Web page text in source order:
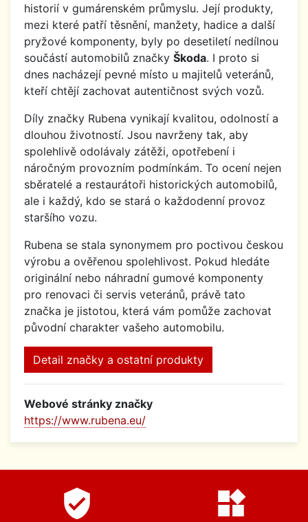
historií v gumárenském průmyslu. Její produkty,
mezi které patří těsnění, manžety, hadice a další
pryžové komponenty, byly po desetiletí nedílnou
součástí automobilů značky Škoda. I proto si
dnes nacházejí pevné místo u majitelů veteránů,
kteří chtějí zachovat autentičnost svých vozů.
Díly značky Rubena vynikají kvalitou, odolností a
dlouhou životností. Jsou navrženy tak, aby
spolehlivě odolávaly zátěži, opotřebení i
náročným provozním podmínkám. To ocení nejen
sběratelé a restaurátoři historických automobilů,
ale i každý, kdo se stará o každodenní provoz
staršího vozu.
Rubena se stala synonymem pro poctivou českou
výrobu a ověřenou spolehlivost. Pokud hledáte
originální nebo náhradní gumové komponenty
pro renovaci či servis veteránů, právě tato
značka je jistotou, která vám pomůže zachovat
původní charakter vašeho automobilu.
Detail značky a ostatní produkty
Webové stránky značky
https://www.rubena.eu/
verified_user widgets